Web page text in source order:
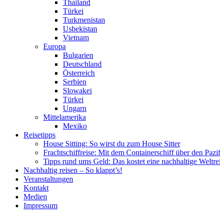
Thailand
Türkei
Turkmenistan
Usbekistan
Vietnam
Europa
Bulgarien
Deutschland
Österreich
Serbien
Slowakei
Türkei
Ungarn
Mittelamerika
Mexiko
Reisetipps
House Sitting: So wirst du zum House Sitter
Frachtschiffreise: Mit dem Containerschiff über den
Tipps rund ums Geld: Das kostet eine nachhaltige
Nachhaltig reisen – So klappt’s!
Veranstaltungen
Kontakt
Medien
Impressum